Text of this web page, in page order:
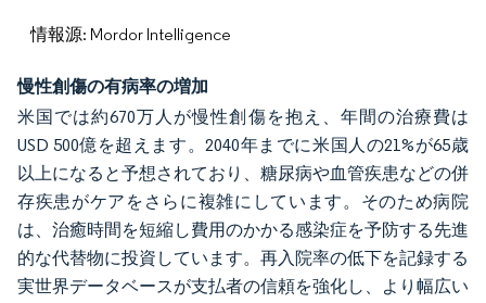
情報源: Mordor Intelligence
慢性創傷の有病率の増加
米国では約670万人が慢性創傷を抱え、年間の治療費は
USD 500億を超えます。2040年までに米国人の21%が65歳
以上になると予想されており、糖尿病や血管疾患などの併
存疾患がケアをさらに複雑にしています。そのため病院
は、治癒時間を短縮し費用のかかる感染症を予防する先進
的な代替物に投資しています。再入院率の低下を記録する
実世界データベースが支払者の信頼を強化し、より幅広い